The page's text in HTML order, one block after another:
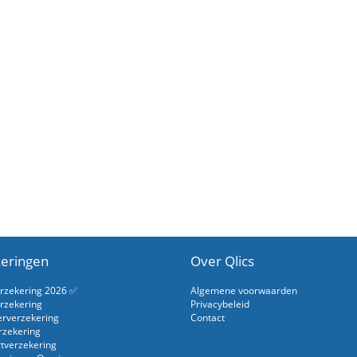
2026 ✅
Over Qlics
Algemene voorwaarden
Privacybeleid
Contact